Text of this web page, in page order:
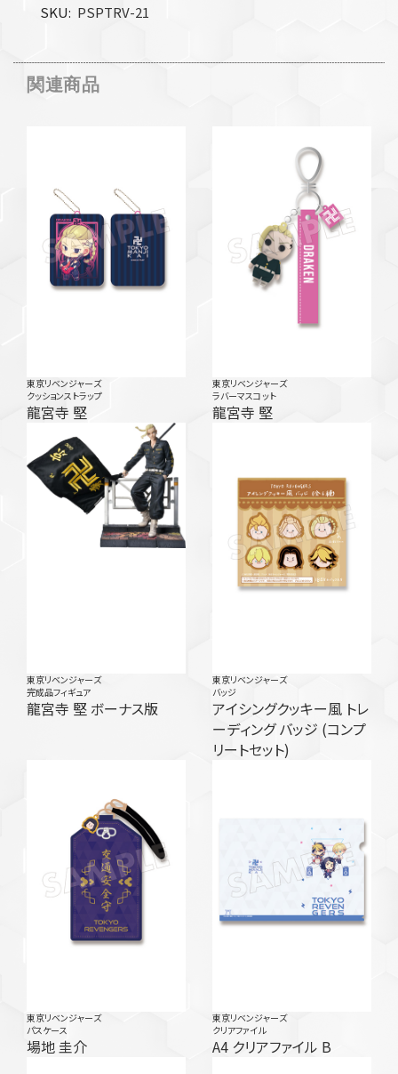
SKU
PSPTRV-21
関連商品
東京リベンジャーズ
クッションストラップ
龍宮寺 堅
東京リベンジャーズ
ラバーマスコット
龍宮寺 堅
東京リベンジャーズ
完成品フィギュア
龍宮寺 堅 ボーナス版
東京リベンジャーズ
バッジ
アイシングクッキー風 トレ
ーディング バッジ (コンプ
リートセット)
東京リベンジャーズ
パスケース
場地 圭介
東京リベンジャーズ
クリアファイル
A4 クリアファイル B